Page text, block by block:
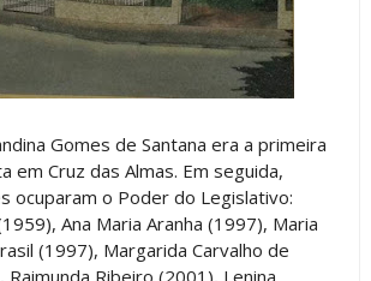
Gomes de Santana era a primeira
em Cruz das Almas. Em seguida,
ocuparam o Poder do Legislativo:
Ana Maria Aranha (1997), Maria
(1997), Margarida Carvalho de
Raimunda Ribeiro (2001), Lenina